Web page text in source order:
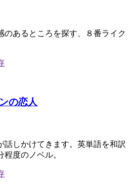
のあるところを探す、８番ライク
の恋人
話しかけてきます。英単語を和訳
程度のノベル。